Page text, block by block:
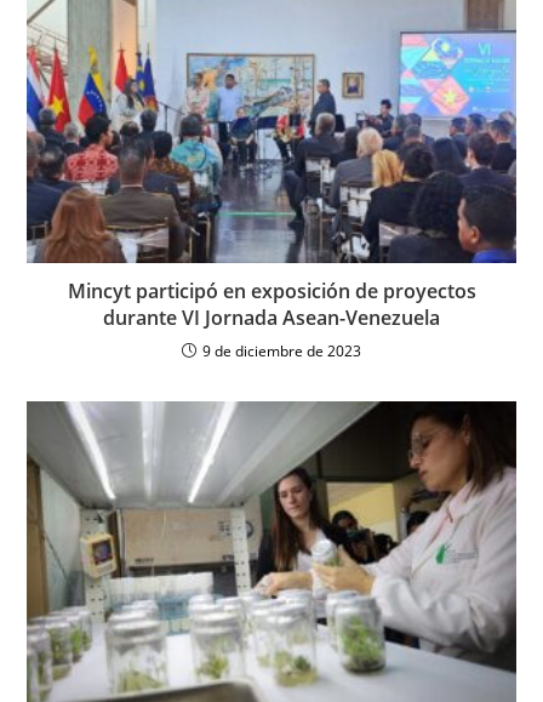
Mincyt participó en exposición de proyectos
durante VI Jornada Asean-Venezuela
9 de diciembre de 2023